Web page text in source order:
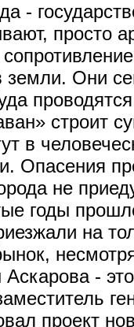
-
просто
земли. Они
строит
в
Опасения
не
годы
на
-
проект